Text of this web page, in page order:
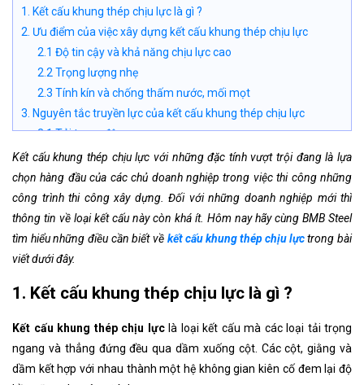
1. Kết cấu khung thép chịu lực là gì ?
2. Ưu điểm của việc xây dựng kết cấu khung thép chịu lực
2.1 Độ tin cậy và khả năng chịu lực cao
2.2 Trọng lượng nhẹ
2.3 Tính kín và chống thấm nước, mối mọt
3. Nguyên tắc truyền lực của kết cấu khung thép chịu lực
3.1 Tải trọng động
3.2 Tải trọng tĩnh
4. 3 loại kết cấu khung thép chịu lực phổ biến
4.1 Khung ngang chịu lực
4.2 Khung dọc chịu lực
4.3 Khung cuốn chịu lực
Kết cấu khung thép chịu lực với những đặc tính vượt trội đang là lựa
chọn hàng đầu của các chủ doanh nghiệp trong việc thi công những
công trình thi công xây dựng. Đối với những doanh nghiệp mới thì
thông tin về loại kết cấu này còn khá ít. Hôm nay hãy cùng BMB Steel
tìm hiểu những điều cần biết về kết cấu khung thép chịu lựctrong bài
viết dưới đây.
1. Kết cấu khung thép chịu lực là gì ?
Kết cấu khung thép chịu lựclà loại kết cấu mà các loại tải trọng
ngang và thẳng đứng đều qua dầm xuống cột. Các cột, giằng và
dầm kết hợp với nhau thành một hệ không gian kiên cố đem lại độ